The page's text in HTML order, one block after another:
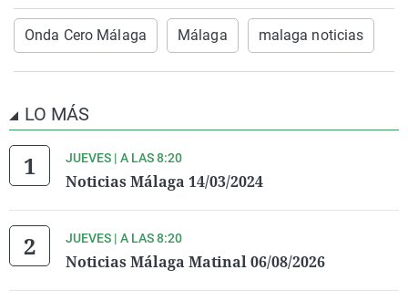
Onda Cero Málaga Málaga malaga noticias
LO MÁS
JUEVES | A LAS 8:20
Noticias Málaga 14/03/2024
JUEVES | A LAS 8:20
Noticias Málaga Matinal 06/08/2026